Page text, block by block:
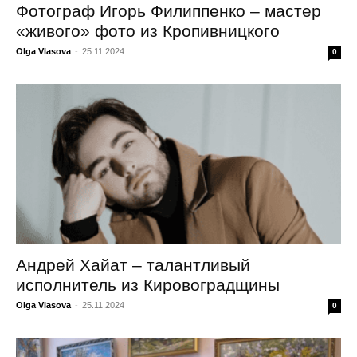
Фотограф Игорь Филиппенко – мастер
«живого» фото из Кропивницкого
Olga Vlasova - 25.11.2024 0
Андрей Хайат – талантливый
исполнитель из Кировоградщины
Olga Vlasova - 25.11.2024 0